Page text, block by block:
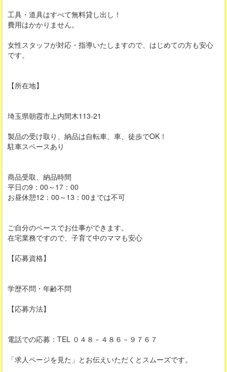
工具・道具はすべて無料貸し出し！
費用はかかりません。
女性スタッフが対応・指導いたしますので、はじめての方も安心
です。
【所在地】
埼玉県朝霞市上内間木113-21
製品の受け取り、納品は自転車、車、徒歩でOK！
駐車スペースあり
商品受取、納品時間
平日の9：00～17：00
お昼休憩12：00～13：00までは不可
ご自分のペースでお仕事ができます。
在宅業務ですので、子育て中のママも安心
【応募資格】
学歴不問・年齢不問
【応募方法】
電話での応募：TEL ０４８－４８６－９７６７
「求人ページを見た」とお伝えいただくとスムーズです。